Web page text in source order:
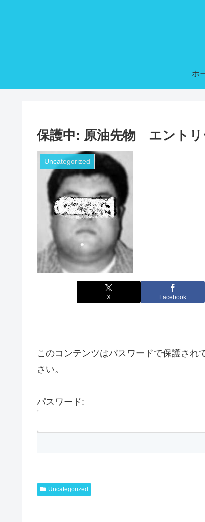
ホ
保護中: 原油先物 エントリ
Uncategorized
X Facebook
このコンテンツはパスワードで保護さ
さい。
パスワード:
Uncategorized